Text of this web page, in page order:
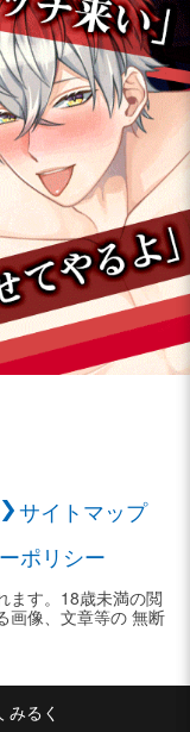
サイトマップ
ポリシー
ます。18歳未満の閲
画像、文章等の 無断
るく